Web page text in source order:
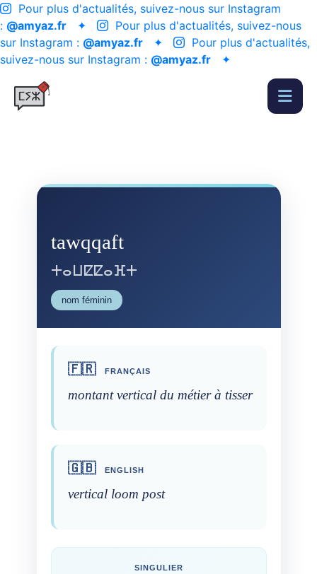
Pour plus d'actualités, suivez-nous sur Instagram
: @amyaz.fr ✦
Pour plus d'actualités, suivez-nous
sur Instagram : @amyaz.fr ✦
Pour plus d'actualités,
suivez-nous sur Instagram : @amyaz.fr ✦
tawqqaft
ⵜⴰⵡⵇⵇⴰⴼⵜ
nom féminin
🇫🇷 FRANÇAIS
montant vertical du métier à tisser
🇬🇧 ENGLISH
vertical loom post
SINGULIER